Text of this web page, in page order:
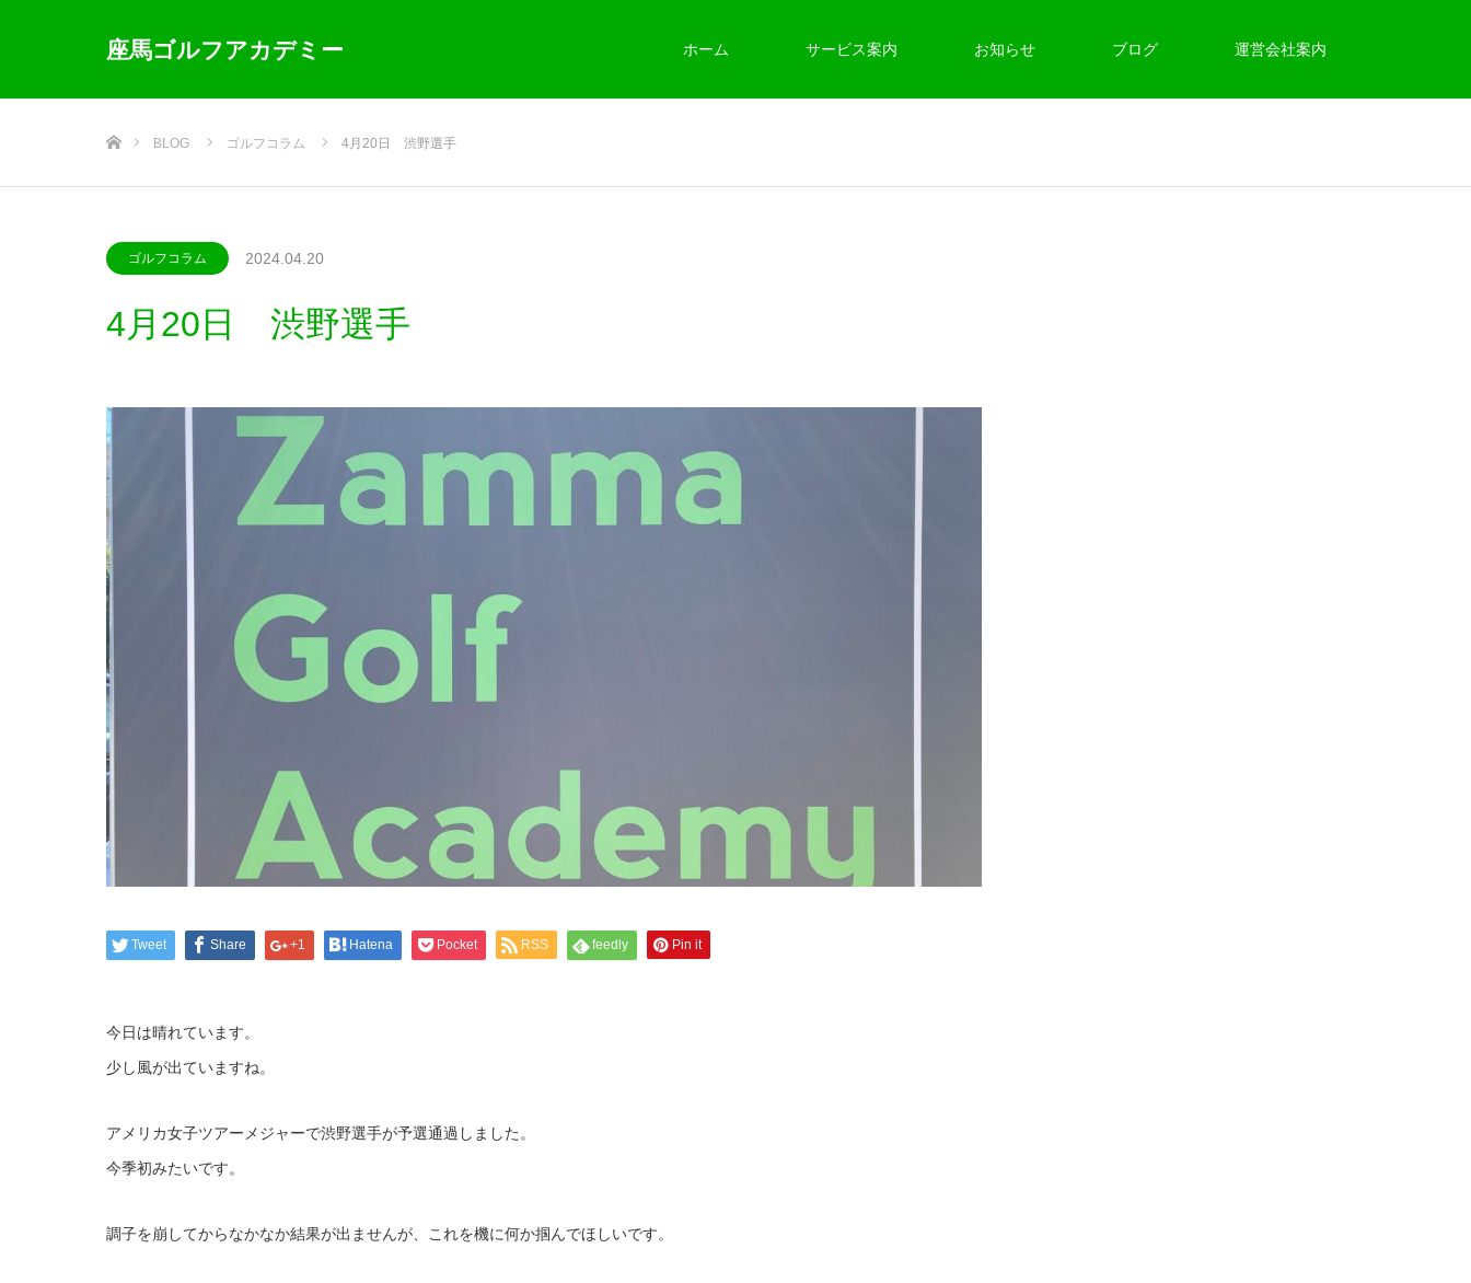
座馬ゴルフアカデミー ホーム サービス案内 お知らせ ブログ 運営会社案内
BLOG ゴルフコラム 4月20日 渋野選手
ゴルフコラム 2024.04.20
4月20日 渋野選手
Tweet Share +1 Hatena Pocket RSS feedly Pin it
今日は晴れています。
少し風が出ていますね。
アメリカ女子ツアーメジャーで渋野選手が予選通過しました。
今季初みたいです。
調子を崩してからなかなか結果が出ませんが、これを機に何か掴んでほしいです。